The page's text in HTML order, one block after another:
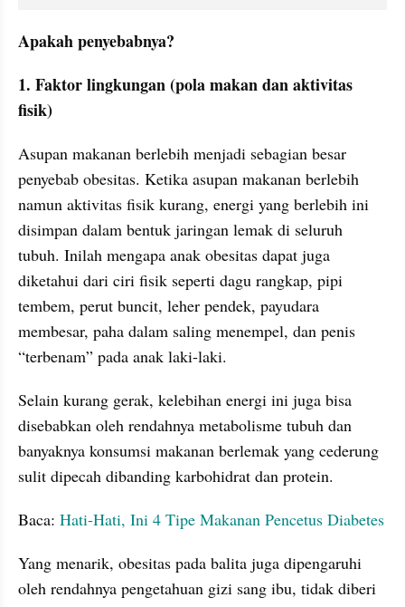
Apakah penyebabnya?
1. Faktor lingkungan (pola makan dan aktivitas
fisik)
Asupan makanan berlebih menjadi sebagian besar
penyebab obesitas. Ketika asupan makanan berlebih
namun aktivitas fisik kurang, energi yang berlebih ini
disimpan dalam bentuk jaringan lemak di seluruh
tubuh. Inilah mengapa anak obesitas dapat juga
diketahui dari ciri fisik seperti dagu rangkap, pipi
tembem, perut buncit, leher pendek, payudara
membesar, paha dalam saling menempel, dan penis
“terbenam” pada anak laki-laki.
Selain kurang gerak, kelebihan energi ini juga bisa
disebabkan oleh rendahnya metabolisme tubuh dan
banyaknya konsumsi makanan berlemak yang cederung
sulit dipecah dibanding karbohidrat dan protein.
Baca: Hati-Hati, Ini 4 Tipe Makanan Pencetus Diabetes
Yang menarik, obesitas pada balita juga dipengaruhi
oleh rendahnya pengetahuan gizi sang ibu, tidak diberi